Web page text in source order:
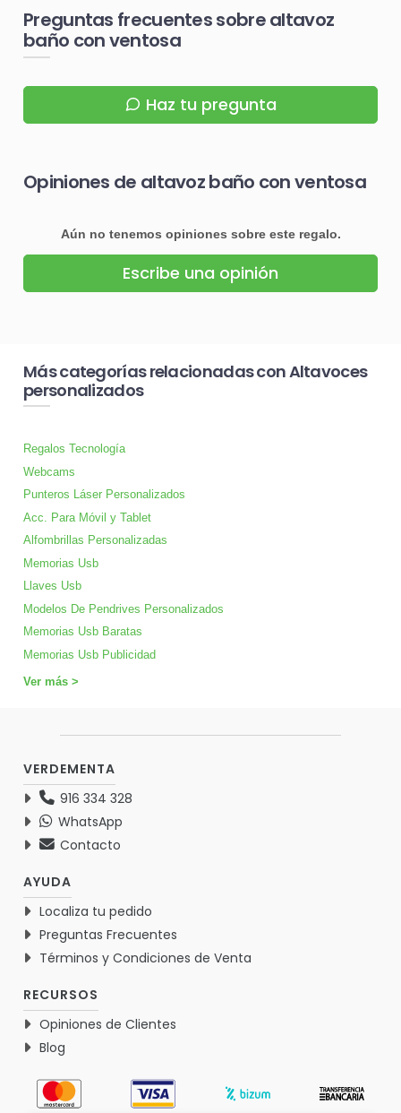
Preguntas frecuentes sobre altavoz
baño con ventosa
Haz tu pregunta
Opiniones de altavoz baño con ventosa
Aún no tenemos opiniones sobre este regalo.
Escribe una opinión
Más categorías relacionadas con Altavoces
personalizados
Regalos Tecnología
Webcams
Punteros Láser Personalizados
Acc. Para Móvil y Tablet
Alfombrillas Personalizadas
Memorias Usb
Llaves Usb
Modelos De Pendrives Personalizados
Memorias Usb Baratas
Memorias Usb Publicidad
Ver más >
VERDEMENTA
916 334 328
WhatsApp
Contacto
AYUDA
Localiza tu pedido
Preguntas Frecuentes
Términos y Condiciones de Venta
RECURSOS
Opiniones de Clientes
Blog